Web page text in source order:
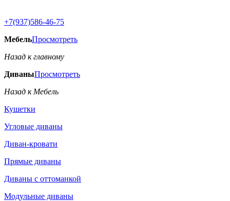
+7(937)586-46-75
МебельПросмотреть
Назад к главному
ДиваныПросмотреть
Назад к Мебель
Кушетки
Угловые диваны
Диван-кровати
Прямые диваны
Диваны с оттоманкой
Модульные диваны